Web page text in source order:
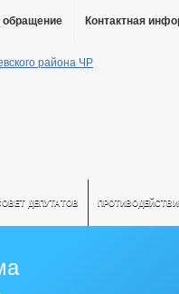
Контактная
ДЕПУТАТОВ